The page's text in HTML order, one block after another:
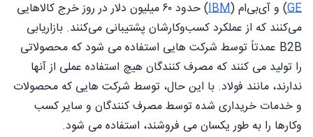
GE) و آی‌بی‌ام (IBM
) حدود ۶۰ میلیون دلار در روز خرج کالاهایی
می‌کنند که از عملکرد کسب‌وکارشان پشتیبانی می‌کنند. بازاریابی
B2B عمدتاً توسط شرکت هایی استفاده می شود که محصولاتی
را تولید می کنند که مصرف کنندگان هیچ استفاده عملی از آنها
ندارند، مانند فولاد. با این حال، توسط شرکت هایی که محصولات
و خدمات خریداری شده توسط مصرف کنندگان و سایر کسب
وکارها را به طور یکسان می فروشند، استفاده می شود.